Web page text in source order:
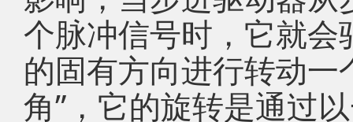
个脉冲信号时，它就
的固有方向进行转动一
角”，它的旋转是通过